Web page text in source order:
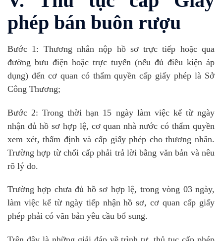
phép bán buôn rượu
Bước 1: Thương nhân nộp hồ sơ trực tiếp hoặc qua
đường bưu điện hoặc trực tuyến (nếu đủ điều kiện áp
dụng) đến cơ quan có thẩm quyền cấp giấy phép là Sở
Công Thương;
Bước 2: Trong thời hạn 15 ngày làm việc kể từ ngày
nhận đủ hồ sơ hợp lệ, cơ quan nhà nước có thẩm quyền
xem xét, thẩm định và cấp giấy phép cho thương nhân.
Trường hợp từ chối cấp phải trả lời bằng văn bản và nêu
rõ lý do.
Trường hợp chưa đủ hồ sơ hợp lệ, trong vòng 03 ngày,
làm việc kể từ ngày tiếp nhận hồ sơ, cơ quan cấp giấy
phép phải có văn bản yêu cầu bổ sung.